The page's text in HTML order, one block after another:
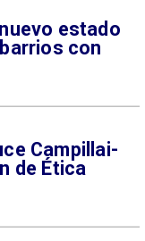
estado
con
Campillai-
de Ética